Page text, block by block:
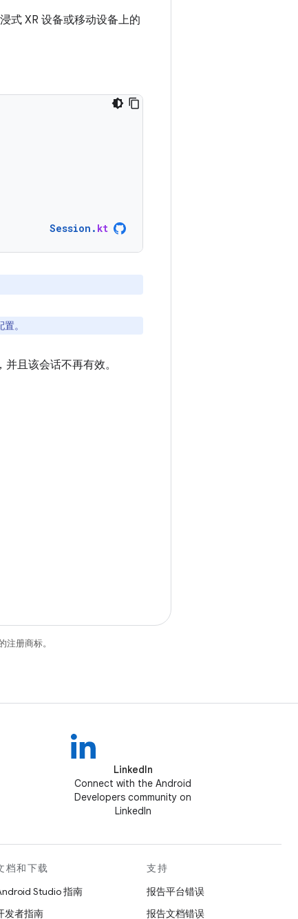
式 XR 设备或移动设备上的
Session . kt
。
且该会话不再有效。
册商标。
LinkedIn
Connect with the Android
Developers community on
LinkedIn
档和下载
Studio 指南
发者指南
支持
报告平台错误
报告文档错误